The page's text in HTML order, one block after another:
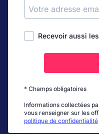
Recevoir aussi
* Champs obligatoires
Informations collectées
vous renseigner sur les
politique de confidentialité